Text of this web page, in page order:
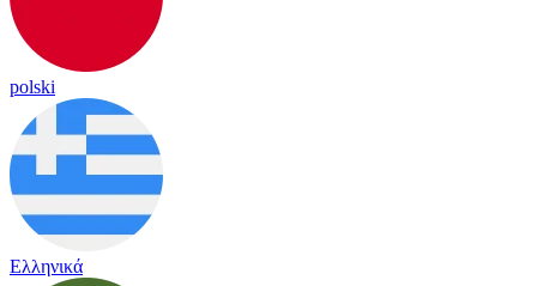
polski
Ελληνικά